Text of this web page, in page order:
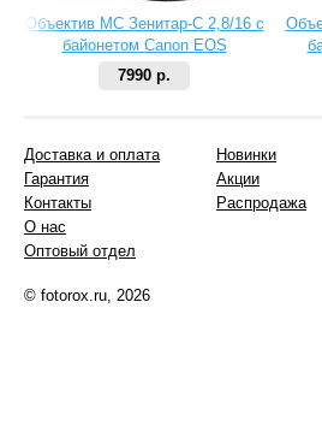
Объектив МС Зенитар-C 2,8/16 с
байонетом Canon EOS
7990 р.
Доставка и оплата
Гарантия
Контакты
О нас
Оптовый отдел
Новинки
Акции
Распродажа
© fotorox.ru, 2026